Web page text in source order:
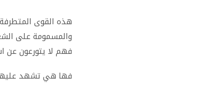
هذه القوى
والمسمومة على
فهم لا يتورعون عن
فها هي تشهد عليهم